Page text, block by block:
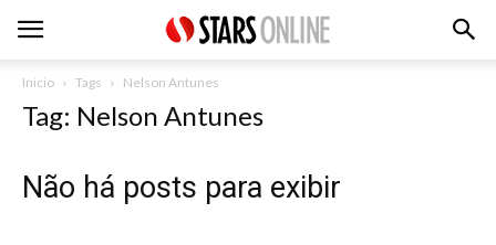
Inicio Tags Nelson Antunes
Tag: Nelson Antunes
Não há posts para exibir